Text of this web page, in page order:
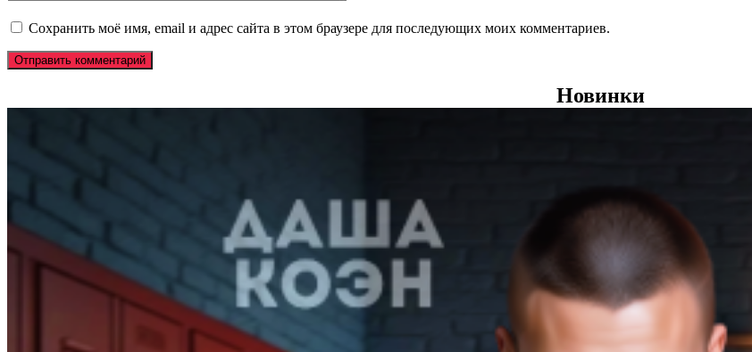
Сохранить моё имя, email и адрес сайта в этом браузере для последующих моих комментариев.
Новинки